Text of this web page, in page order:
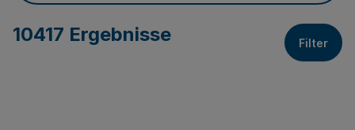
10417 Ergebnisse Filter